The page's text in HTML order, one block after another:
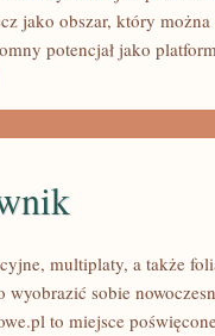
jako obszar, który można
potencjał jako
multiplaty, a także
wyobrazić sobie
to miejsce